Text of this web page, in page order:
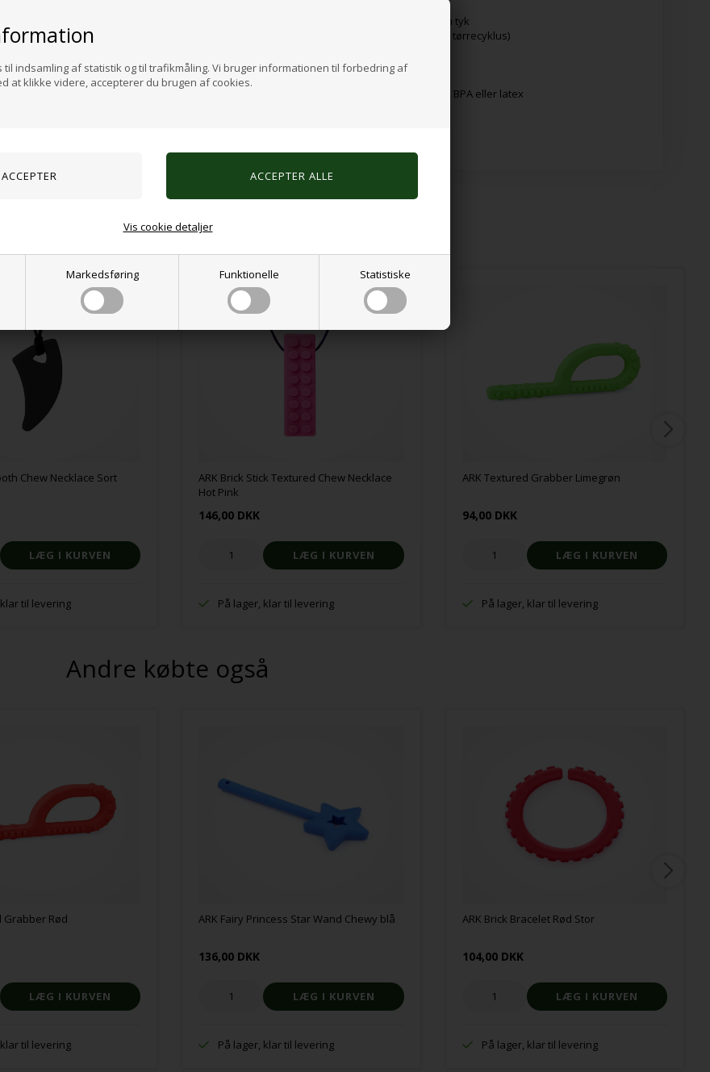
til indsamling af statistik og til trafikmåling. Vi bruger informationen til forbedring af
at klikke videre, accepterer du brugen af cookies.
Markedsføring Funktionelle Statistiske
Vis cookie detaljer
Er omkring 15cm i længden, 5cm på tværs på den bredeste del og 1cm tyk
Vask med mild sæbe og vand. Top-rack tåler opvaskemaskine (ingen tørrecyklus)
Præcise farvetoner kan variere lidt
Hver Chew sælges enkeltvis; snor medfølger ikke
Medicinsk kvalitet, FDA-kompatibel og indeholder IKKE bly, ftalat, PVC, BPA eller latex
Alternative produkter
Chew Necklace Sort
til levering
ARK Brick Stick Textured Chew Necklace
Hot Pink
146,00 DKK
På lager, klar til levering
ARK Textured Grabber Limegrøn
94,00 DKK
På lager, klar til levering
Andre købte også
Grabber Rød
til levering
ARK Fairy Princess Star Wand Chewy blå
136,00 DKK
På lager, klar til levering
ARK Brick Bracelet Rød Stor
104,00 DKK
På lager, klar til levering